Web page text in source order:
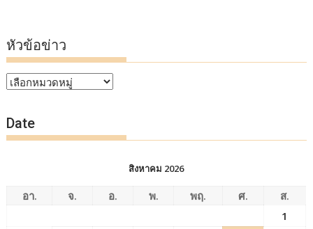
หัวข้อข่าว
หัวข้อ
Date
สิงหาคม 2026
อา. จ. อ. พ. พฤ. ศ.
ส.
1